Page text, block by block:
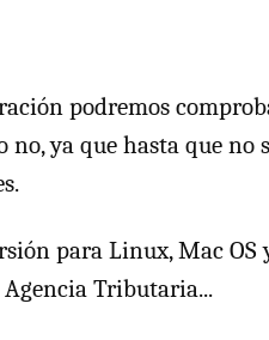
podremos
ya que hasta que no
para Linux, Mac OS
Tributaria...